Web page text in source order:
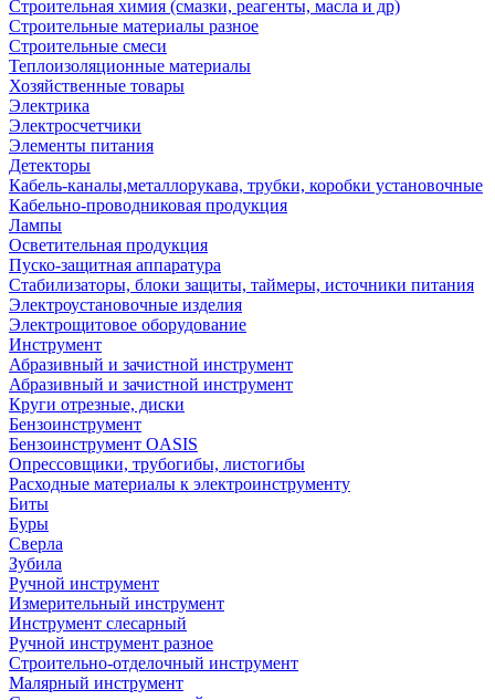
Строительная химия (смазки, реагенты, масла и др)
Строительные материалы разное
Строительные смеси
Теплоизоляционные материалы
Хозяйственные товары
Электрика
Электросчетчики
Элементы питания
Детекторы
Кабель-каналы,металлорукава, трубки, коробки установочные
Кабельно-проводниковая продукция
Лампы
Осветительная продукция
Пуско-защитная аппаратура
Стабилизаторы, блоки защиты, таймеры, источники питания
Электроустановочные изделия
Электрощитовое оборудование
Инструмент
Абразивный и зачистной инструмент
Абразивный и зачистной инструмент
Круги отрезные, диски
Бензоинструмент
Бензоинструмент OASIS
Опрессовщики, трубогибы, листогибы
Расходные материалы к электроинструменту
Биты
Буры
Сверла
Зубила
Ручной инструмент
Измерительный инструмент
Инструмент слесарный
Ручной инструмент разное
Строительно-отделочный инструмент
Малярный инструмент